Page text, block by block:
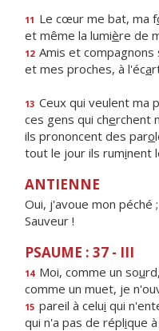
11 Le cœur me bat, ma f
et même la lumière de
12 Amis et compagnons
et mes proches, à l'éca
13 Ceux qui veulent ma p
ces gens qui cherchent
ils prononcent des paro
tout le jour ils ruminent
ANTIENNE
Oui, j'avoue mon péché
Sauveur !
PSAUME : 37 - III
14 Moi, comme un sou
comme un muet, je
15 pareil à celui qui
qui n'a pas de réplique